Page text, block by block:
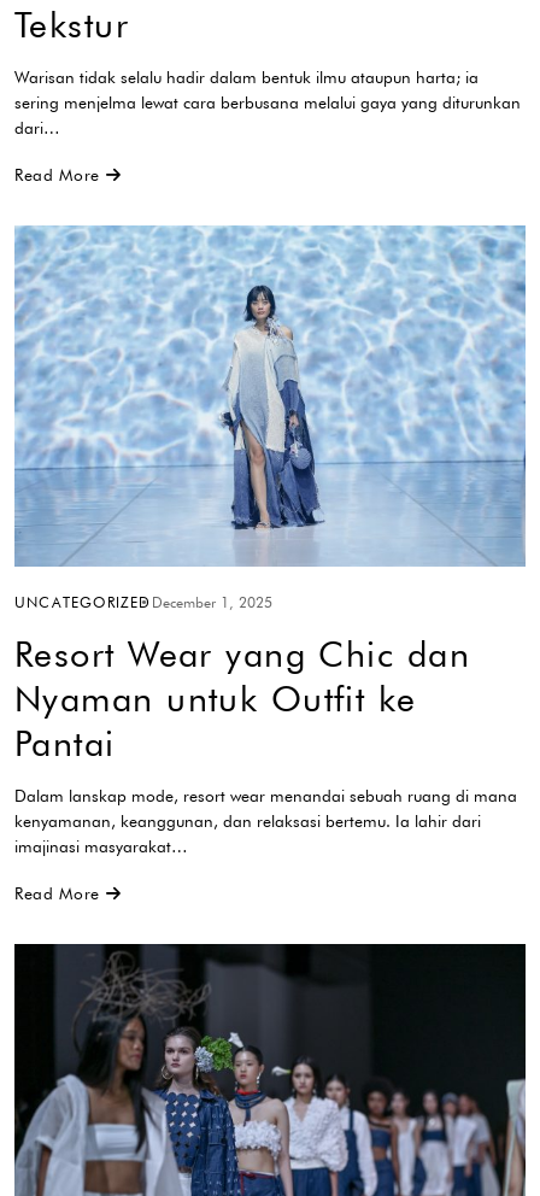
Tekstur
Warisan tidak selalu hadir dalam bentuk ilmu ataupun harta; ia
sering menjelma lewat cara berbusana melalui gaya yang diturunkan
dari…
Read More
UNCATEGORIZED December 1, 2025
Resort Wear yang Chic dan
Nyaman untuk Outfit ke
Pantai
Dalam lanskap mode, resort wear menandai sebuah ruang di mana
kenyamanan, keanggunan, dan relaksasi bertemu. Ia lahir dari
imajinasi masyarakat…
Read More